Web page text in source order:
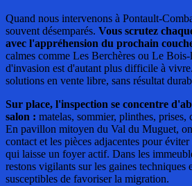
Quand nous intervenons à Pontault-
souvent désemparés. Vous scrutez
avec l'appréhension du prochain
calmes comme Les Berchères ou Le
d'invasion est d'autant plus difficile à
solutions en vente libre, sans résultat
Sur place, l'inspection se concentre
salon : matelas, sommier, plinthes, prises,
En pavillon mitoyen du Val du Muguet,
contact et les pièces adjacentes pour
qui laisse un foyer actif. Dans les
restons vigilants sur les gaines techniques
susceptibles de favoriser la migration.